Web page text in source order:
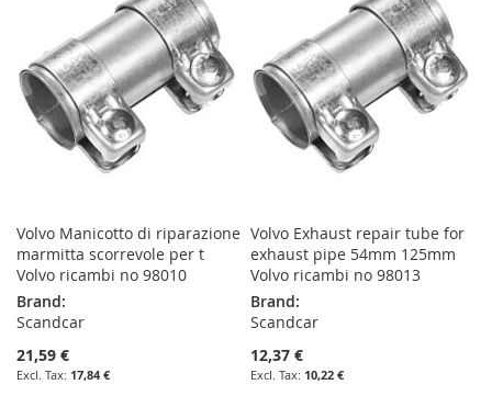
Volvo Manicotto di riparazione
marmitta scorrevole per t
Volvo ricambi no 98010
Brand:
Scandcar
21,59 €
17,84 €
Volvo Exhaust repair tube for
exhaust pipe 54mm 125mm
Volvo ricambi no 98013
Brand:
Scandcar
12,37 €
10,22 €